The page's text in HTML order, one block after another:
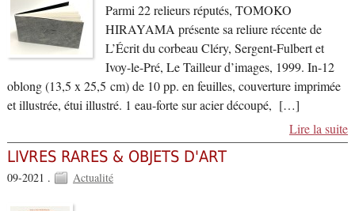
Parmi 22 relieurs réputés, TOMOKO
HIRAYAMA présente sa reliure récente de
L’Écrit du corbeau Cléry, Sergent-Fulbert et
Ivoy-le-Pré, Le Tailleur d’images, 1999. In-12
oblong (13,5 x 25,5 cm) de 10 pp. en feuilles, couverture imprimée
et illustrée, étui illustré. 1 eau-forte sur acier découpé, […]
Lire la suite
LIVRES RARES & OBJETS D'ART
09-2021 . Actualité